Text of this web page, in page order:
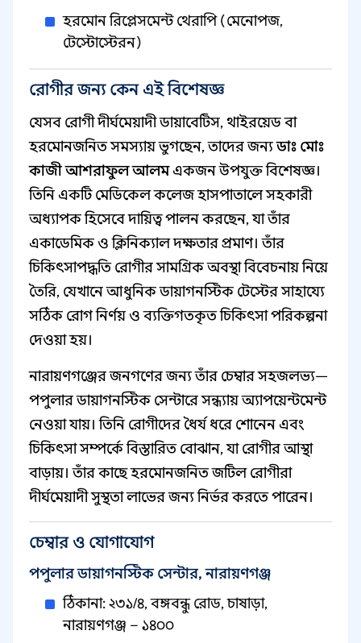
হরমোন রিপ্লেসমেন্ট থেরাপি (মেনোপজ,
টেস্টোস্টেরন)
রোগীর জন্য কেন এই বিশেষজ্ঞ
যেসব রোগী দীর্ঘমেয়াদী ডায়াবেটিস, থাইরয়েড বা
হরমোনজনিত সমস্যায় ভুগছেন, তাদের জন্যডাঃ মোঃ
কাজী আশরাফুল আলমএকজন উপযুক্ত বিশেষজ্ঞ।
তিনি একটি মেডিকেল কলেজ হাসপাতালে সহকারী
অধ্যাপক হিসেবে দায়িত্ব পালন করছেন, যা তাঁর
একাডেমিক ও ক্লিনিক্যাল দক্ষতার প্রমাণ। তাঁর
চিকিৎসাপদ্ধতি রোগীর সামগ্রিক অবস্থা বিবেচনায় নিয়ে
তৈরি, যেখানে আধুনিক ডায়াগনস্টিক টেস্টের সাহায্যে
সঠিক রোগ নির্ণয় ও ব্যক্তিগতকৃত চিকিৎসা পরিকল্পনা
দেওয়া হয়।
নারায়ণগঞ্জের জনগণের জন্য তাঁর চেম্বার সহজলভ্য—
পপুলার ডায়াগনস্টিক সেন্টারে সন্ধ্যায় অ্যাপয়েন্টমেন্ট
নেওয়া যায়। তিনি রোগীদের ধৈর্য ধরে শোনেন এবং
চিকিৎসা সম্পর্কে বিস্তারিত বোঝান, যা রোগীর আস্থা
বাড়ায়। তাঁর কাছে হরমোনজনিত জটিল রোগীরা
দীর্ঘমেয়াদী সুস্থতা লাভের জন্য নির্ভর করতে পারেন।
চেম্বার ও যোগাযোগ
পপুলার ডায়াগনস্টিক সেন্টার, নারায়ণগঞ্জ
ঠিকানা: ২৩১/৪, বঙ্গবন্ধু রোড, চাষাড়া,
নারায়ণগঞ্জ – ১৪০০